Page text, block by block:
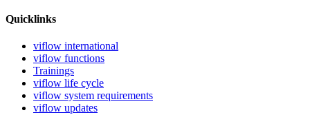
Quicklinks
viflow international
viflow functions
Trainings
viflow life cycle
viflow system requirements
viflow updates